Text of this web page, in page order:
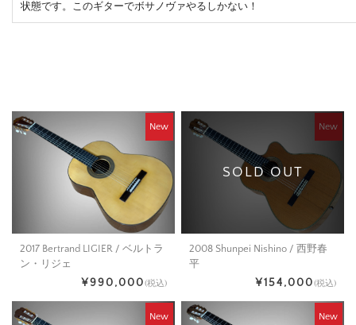
状態です。このギターでボサノヴァやるしかない！
New
2017 Bertrand LIGIER / ベルトラ
ン・リジェ
¥990,000(税込)
SOLD OUT
New
2008 Shunpei Nishino / 西野春
平
¥154,000(税込)
New New